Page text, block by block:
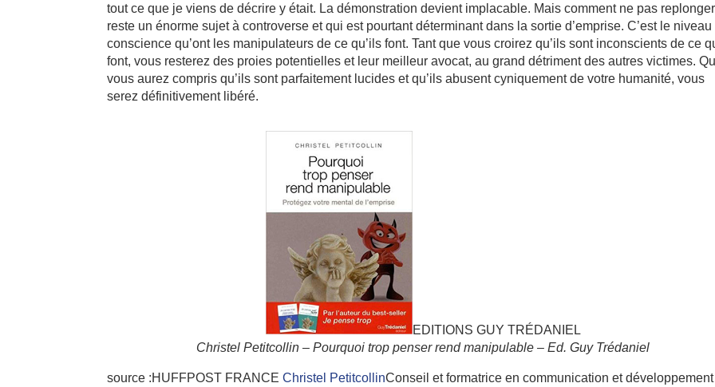
tout ce que je viens de décrire y était. La démonstration devient implacable. Mais comment ne pas
reste un énorme sujet à controverse et qui est pourtant déterminant dans la sortie d’emprise. C’est le niveau
conscience qu’ont les manipulateurs de ce qu’ils font. Tant que vous croirez qu’ils sont inconscients de ce
font, vous resterez des proies potentielles et leur meilleur avocat, au grand détriment des autres victimes.
vous aurez compris qu’ils sont parfaitement lucides et qu’ils abusent cyniquement de votre humanité, vous
serez définitivement libéré.
EDITIONS GUY TRÉDANIEL
Christel Petitcollin – Pourquoi trop penser rend manipulable – Ed. Guy Trédaniel
source :HUFFPOST FRANCEChristel PetitcollinConseil et formatrice en communication et développement